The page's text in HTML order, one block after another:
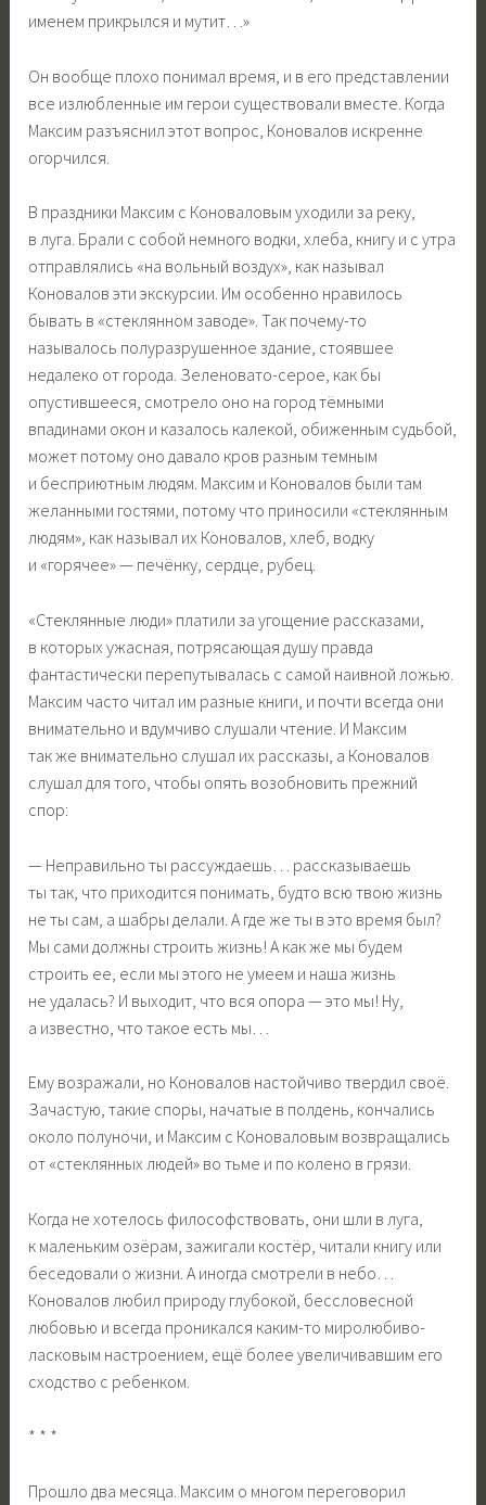
именем прикрылся и мутит…»
Он вообще плохо понимал время, и в его представлении
все излюбленные им герои существовали вместе. Когда
Максим разъяснил этот вопрос, Коновалов искренне
огорчился.
В праздники Максим с Коноваловым уходили за реку,
в луга. Брали с собой немного водки, хлеба, книгу и с утра
отправлялись «на вольный воздух», как называл
Коновалов эти экскурсии. Им особенно нравилось
бывать в «стеклянном заводе». Так почему-то
называлось полуразрушенное здание, стоявшее
недалеко от города. Зеленовато-серое, как бы
опустившееся, смотрело оно на город тёмными
впадинами окон и казалось калекой, обиженным судьбой,
может потому оно давало кров разным темным
и бесприютным людям. Максим и Коновалов были там
желанными гостями, потому что приносили «стеклянным
людям», как называл их Коновалов, хлеб, водку
и «горячее» — печёнку, сердце, рубец.
«Стеклянные люди» платили за угощение рассказами,
в которых ужасная, потрясающая душу правда
фантастически перепутывалась с самой наивной ложью.
Максим часто читал им разные книги, и почти всегда они
внимательно и вдумчиво слушали чтение. И Максим
так же внимательно слушал их рассказы, а Коновалов
слушал для того, чтобы опять возобновить прежний
спор:
— Неправильно ты рассуждаешь… рассказываешь
ты так, что приходится понимать, будто всю твою жизнь
не ты сам, а шабры делали. А где же ты в это время был?
Мы сами должны строить жизнь! А как же мы будем
строить ее, если мы этого не умеем и наша жизнь
не удалась? И выходит, что вся опора — это мы! Ну,
а известно, что такое есть мы…
Ему возражали, но Коновалов настойчиво твердил своё.
Зачастую, такие споры, начатые в полдень, кончались
около полуночи, и Максим с Коноваловым возвращались
от «стеклянных людей» во тьме и по колено в грязи.
Когда не хотелось философствовать, они шли в луга,
к маленьким озёрам, зажигали костёр, читали книгу или
беседовали о жизни. А иногда смотрели в небо…
Коновалов любил природу глубокой, бессловесной
любовью и всегда проникался каким-то миролюбиво-
ласковым настроением, ещё более увеличивавшим его
сходство с ребенком.
* * *
Прошло два месяца. Максим о многом переговорил